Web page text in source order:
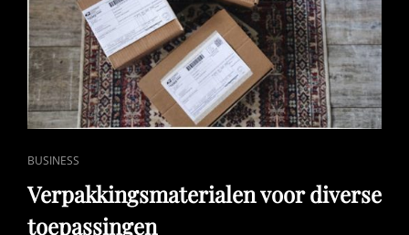
CAT
LINKS
BUSINESS
Verpakkingsmaterialen voor diverse
toepassingen